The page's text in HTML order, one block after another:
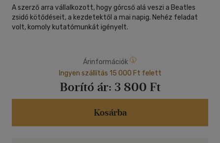
A szerző arra vállalkozott, hogy górcső alá veszi a Beatles
zsidó kötődéseit, a kezdetektől a mai napig. Nehéz feladat
volt, komoly kutatómunkát igényelt.
Árinformációk
Ingyen szállítás 15 000 Ft felett
Borító ár: 3 800 Ft
Kosárba